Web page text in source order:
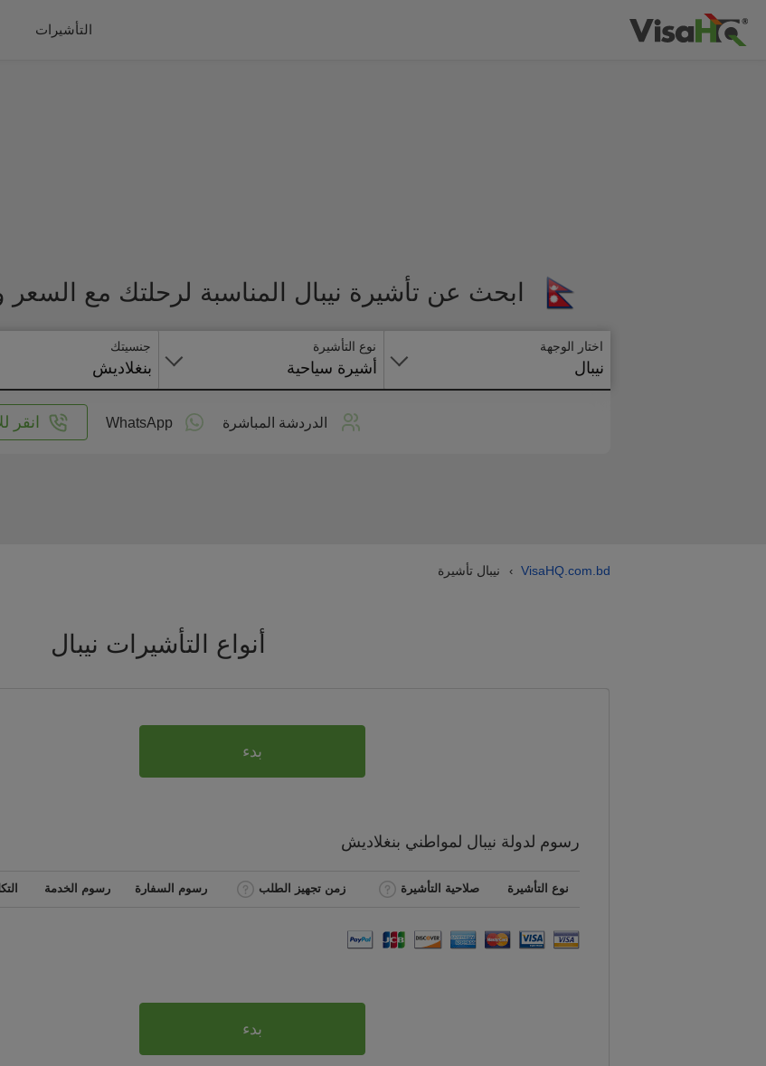
التأشيرات
ابحث عن تأشيرة نيبال المناسبة لرحلتك مع السعر
اختار الوجهة
نيبال
نوع التأشيرة
أشيرة سياحية
جنسيتك
بنغلاديش
الدردشة المباشرة WhatsApp انقر
VisaHQ.com.bd
› نيبال تأشيرة
أنواع التأشيرات نيبال
بدء
رسوم لدولة نيبال لمواطني بنغلاديش
نوع التأشيرة صلاحية التأشيرة زمن تجهيز الطلب رسوم السفارة رسوم الخدمة
بدء